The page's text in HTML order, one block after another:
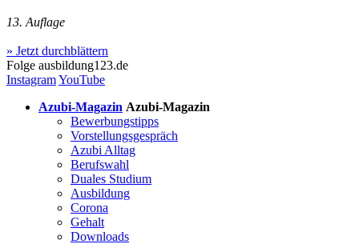
13. Auflage
» Jetzt durchblättern
Folge ausbildung123.de
InstagramYouTube
Azubi-Magazin Azubi-Magazin
Bewerbungstipps
Vorstellungsgespräch
Azubi Alltag
Berufswahl
Duales Studium
Ausbildung
Corona
Gehalt
Downloads